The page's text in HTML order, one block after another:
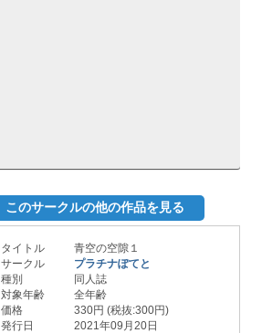
このサークルの他の作品を見る
タイトル
青空の空隙１
サークル
プラチナぽてと
種別
同人誌
対象年齢
全年齢
価格
330円 (税抜:300円)
発行日
2021年09月20日